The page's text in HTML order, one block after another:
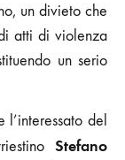
un divieto che
atti di violenza
un serio
del
Stefano